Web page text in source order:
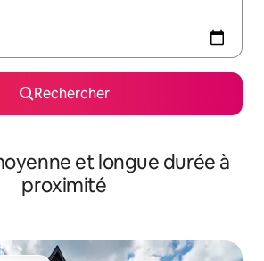
Rechercher
et longue durée à
proximité